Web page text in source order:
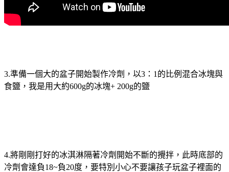
3.準備一個大的盆子開始製作冷劑，以3：1的比例混合冰塊與
食鹽，我是用大約600g的冰塊+ 200g的鹽
4.將剛剛打好的冰淇淋隔著冷劑開始不斷的攪拌，此時底部的
冷劑會達負18~負20度，要特別小心不要讓孩子玩盆子裡面的